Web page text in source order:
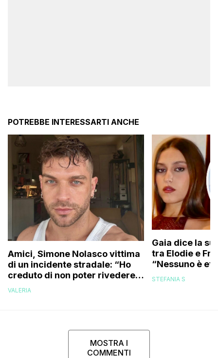
POTREBBE INTERESSARTI ANCHE
Amici, Simone Nolasco vittima
di un incidente stradale: “Ho
creduto di non poter rivedere
più la mia famiglia”
VALERIA
Gaia dice la
tra Elodie e
“Nessuno è
trovo folle
STEFANIA S
MOSTRA I
COMMENTI